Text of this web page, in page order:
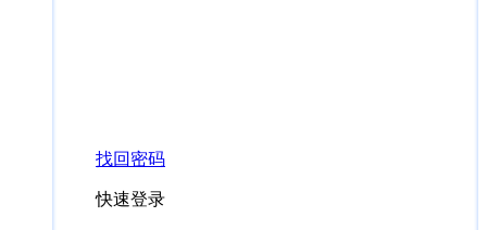
找回密码
快速登录